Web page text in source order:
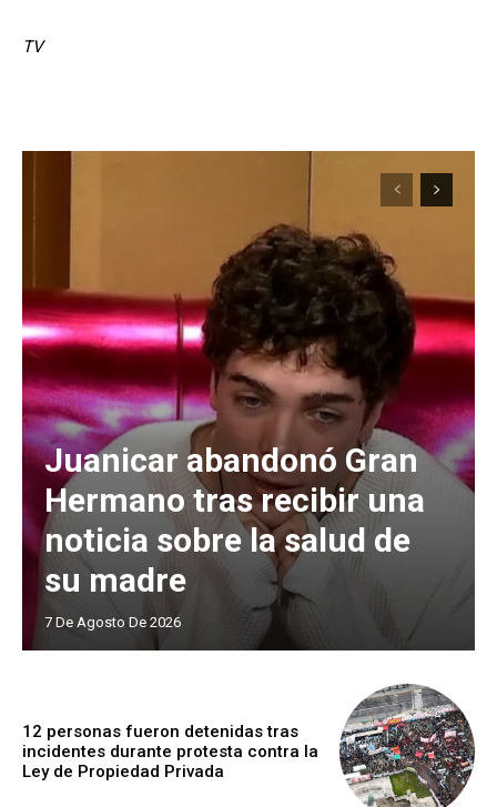
TV
Juanicar abandonó Gran
Hermano tras recibir una
noticia sobre la salud de
su madre
7 De Agosto De 2026
12 personas fueron detenidas tras
incidentes durante protesta contra la
Ley de Propiedad Privada